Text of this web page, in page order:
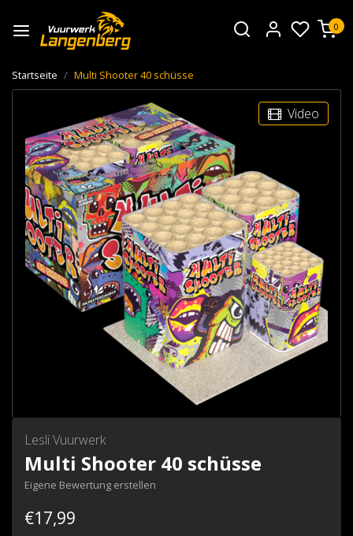
0
Startseite Multi Shooter 40 schüsse
Video
Lesli Vuurwerk
Multi Shooter 40 schüsse
Eigene Bewertung erstellen
€17,99